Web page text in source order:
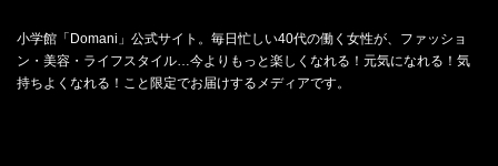
小学館「Domani」公式サイト。毎日忙しい40代の働く女性が、ファッショ
ン・美容・ライフスタイル…今よりもっと楽しくなれる！元気になれる！気
持ちよくなれる！こと限定でお届けするメディアです。